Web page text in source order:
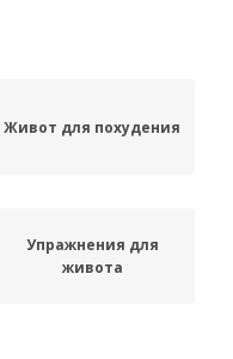
Живот для похудения
Упражнения для
живота